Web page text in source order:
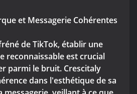
et Messagerie Cohérentes
de TikTok, établir une
reconnaissable est crucial
parmi le bruit. Crescitaly
dans l'esthétique de sa